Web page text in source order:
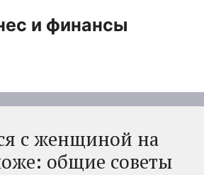
и финансы
с женщиной на
общие советы